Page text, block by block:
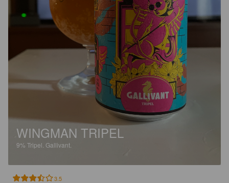
WINGMAN TRIPEL
9% Tripel. Gallivant.
3.5